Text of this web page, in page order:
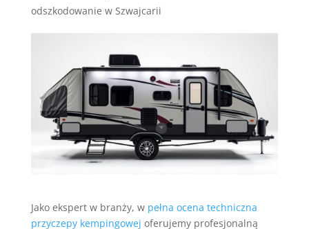
odszkodowanie w Szwajcarii
Jako ekspert w branży, w pełna ocena techniczna
przyczepy kempingowej oferujemy profesjonalną